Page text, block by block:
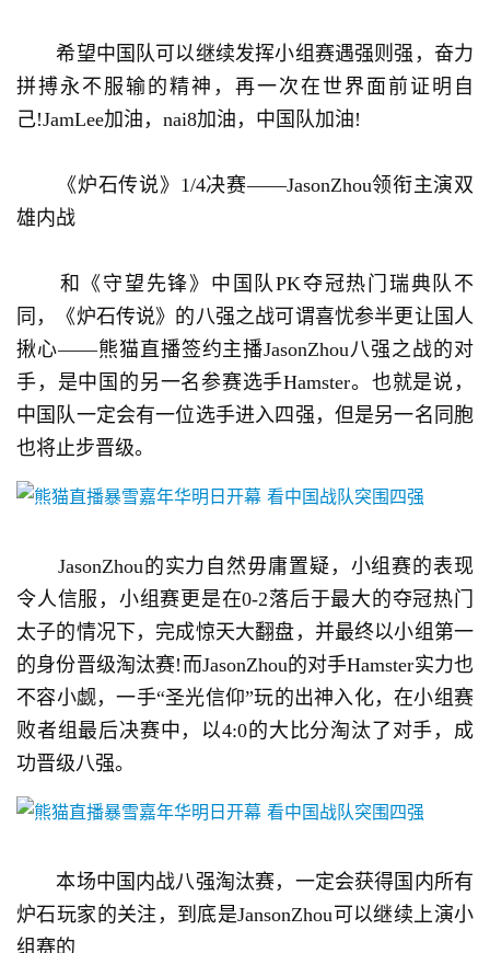
首
页
茶
游
戏
业
界
机
单
机
游
戏
休
闲
游
戏
0
2
希望中国队可以继续发挥小组赛遇强则强，奋力
拼搏永不服输的精神，再一次在世界面前证明自
己!JamLee加油，nai8加油，中国队加油!
《炉石传说》1/4决赛——JasonZhou领衔主演双
雄内战
和《守望先锋》中国队PK夺冠热门瑞典队不
同，《炉石传说》的八强之战可谓喜忧参半更让国人
揪心——熊猫直播签约主播JasonZhou八强之战的对
手，是中国的另一名参赛选手Hamster。也就是说，
中国队一定会有一位选手进入四强，但是另一名同胞
也将止步晋级。
JasonZhou的实力自然毋庸置疑，小组赛的表现
令人信服，小组赛更是在0-2落后于最大的夺冠热门
太子的情况下，完成惊天大翻盘，并最终以小组第一
的身份晋级淘汰赛!而JasonZhou的对手Hamster实力也
不容小觑，一手“圣光信仰”玩的出神入化，在小组赛
败者组最后决赛中，以4:0的大比分淘汰了对手，成
功晋级八强。
本场中国内战八强淘汰赛，一定会获得国内所有
炉石玩家的关注，到底是JansonZhou可以继续上演小
组赛的